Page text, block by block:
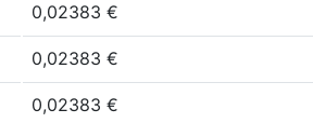
0,02383 €
0,02383 €
0,02383 €